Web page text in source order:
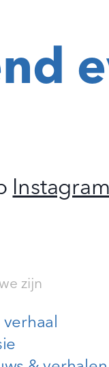
Instagram
zijn
verhaal